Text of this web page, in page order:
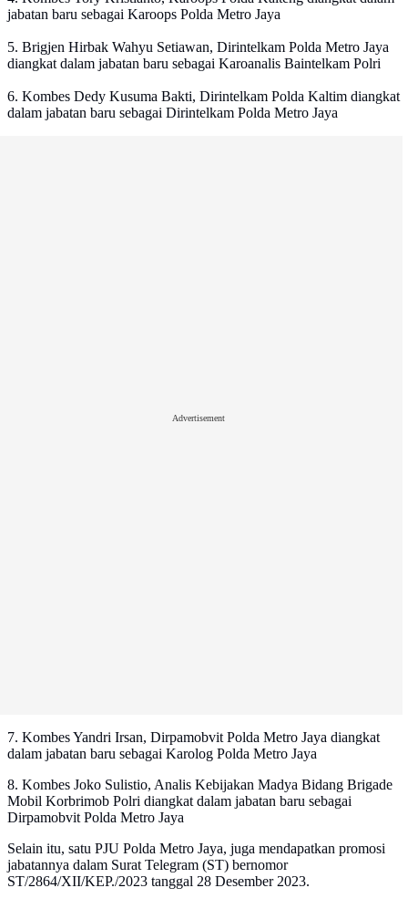
jabatan baru sebagai Karoops Polda Metro Jaya
5. Brigjen Hirbak Wahyu Setiawan, Dirintelkam Polda Metro Jaya
diangkat dalam jabatan baru sebagai Karoanalis Baintelkam Polri
6. Kombes Dedy Kusuma Bakti, Dirintelkam Polda Kaltim diangkat
dalam jabatan baru sebagai Dirintelkam Polda Metro Jaya
Advertisement
7. Kombes Yandri Irsan, Dirpamobvit Polda Metro Jaya diangkat
dalam jabatan baru sebagai Karolog Polda Metro Jaya
8. Kombes Joko Sulistio, Analis Kebijakan Madya Bidang Brigade
Mobil Korbrimob Polri diangkat dalam jabatan baru sebagai
Dirpamobvit Polda Metro Jaya
Selain itu, satu PJU Polda Metro Jaya, juga mendapatkan promosi
jabatannya dalam Surat Telegram (ST) bernomor
ST/2864/XII/KEP./2023 tanggal 28 Desember 2023.